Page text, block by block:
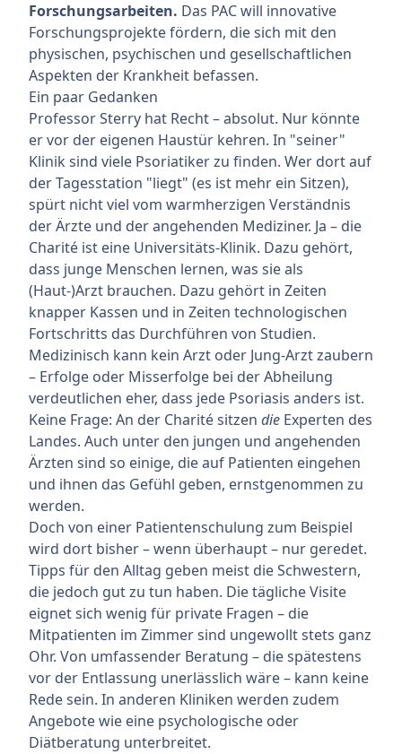
Forschungsarbeiten. Das PAC will innovative
Forschungsprojekte fördern, die sich mit den
physischen, psychischen und gesellschaftlichen
Aspekten der Krankheit befassen.
Ein paar Gedanken
Professor Sterry hat Recht – absolut. Nur könnte
er vor der eigenen Haustür kehren. In "seiner"
Klinik sind viele Psoriatiker zu finden. Wer dort auf
der Tagesstation "liegt" (es ist mehr ein Sitzen),
spürt nicht viel vom warmherzigen Verständnis
der Ärzte und der angehenden Mediziner. Ja – die
Charité ist eine Universitäts-Klinik. Dazu gehört,
dass junge Menschen lernen, was sie als
(Haut-)Arzt brauchen. Dazu gehört in Zeiten
knapper Kassen und in Zeiten technologischen
Fortschritts das Durchführen von Studien.
Medizinisch kann kein Arzt oder Jung-Arzt zaubern
– Erfolge oder Misserfolge bei der Abheilung
verdeutlichen eher, dass jede Psoriasis anders ist.
Keine Frage: An der Charité sitzen die Experten des
Landes. Auch unter den jungen und angehenden
Ärzten sind so einige, die auf Patienten eingehen
und ihnen das Gefühl geben, ernstgenommen zu
werden.
Doch von einer Patientenschulung zum Beispiel
wird dort bisher – wenn überhaupt – nur geredet.
Tipps für den Alltag geben meist die Schwestern,
die jedoch gut zu tun haben. Die tägliche Visite
eignet sich wenig für private Fragen – die
Mitpatienten im Zimmer sind ungewollt stets ganz
Ohr. Von umfassender Beratung – die spätestens
vor der Entlassung unerlässlich wäre – kann keine
Rede sein. In anderen Kliniken werden zudem
Angebote wie eine psychologische oder
Diätberatung unterbreitet.